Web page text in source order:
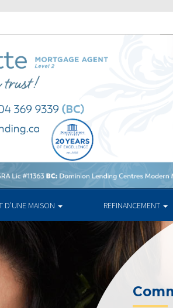
D’UNE MAISON REFINANCEMENT